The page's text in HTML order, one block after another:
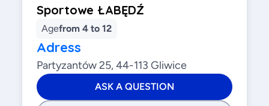
Sportowe ŁABĘDŹ
Agefrom 4 to 12
Adress
Partyzantów 25, 44-113 Gliwice
ASK A QUESTION